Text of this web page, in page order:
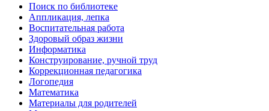
Поиск по библиотеке
Аппликация, лепка
Воспитательная работа
Здоровый образ жизни
Информатика
Конструирование, ручной труд
Коррекционная педагогика
Логопедия
Математика
Материалы для родителей